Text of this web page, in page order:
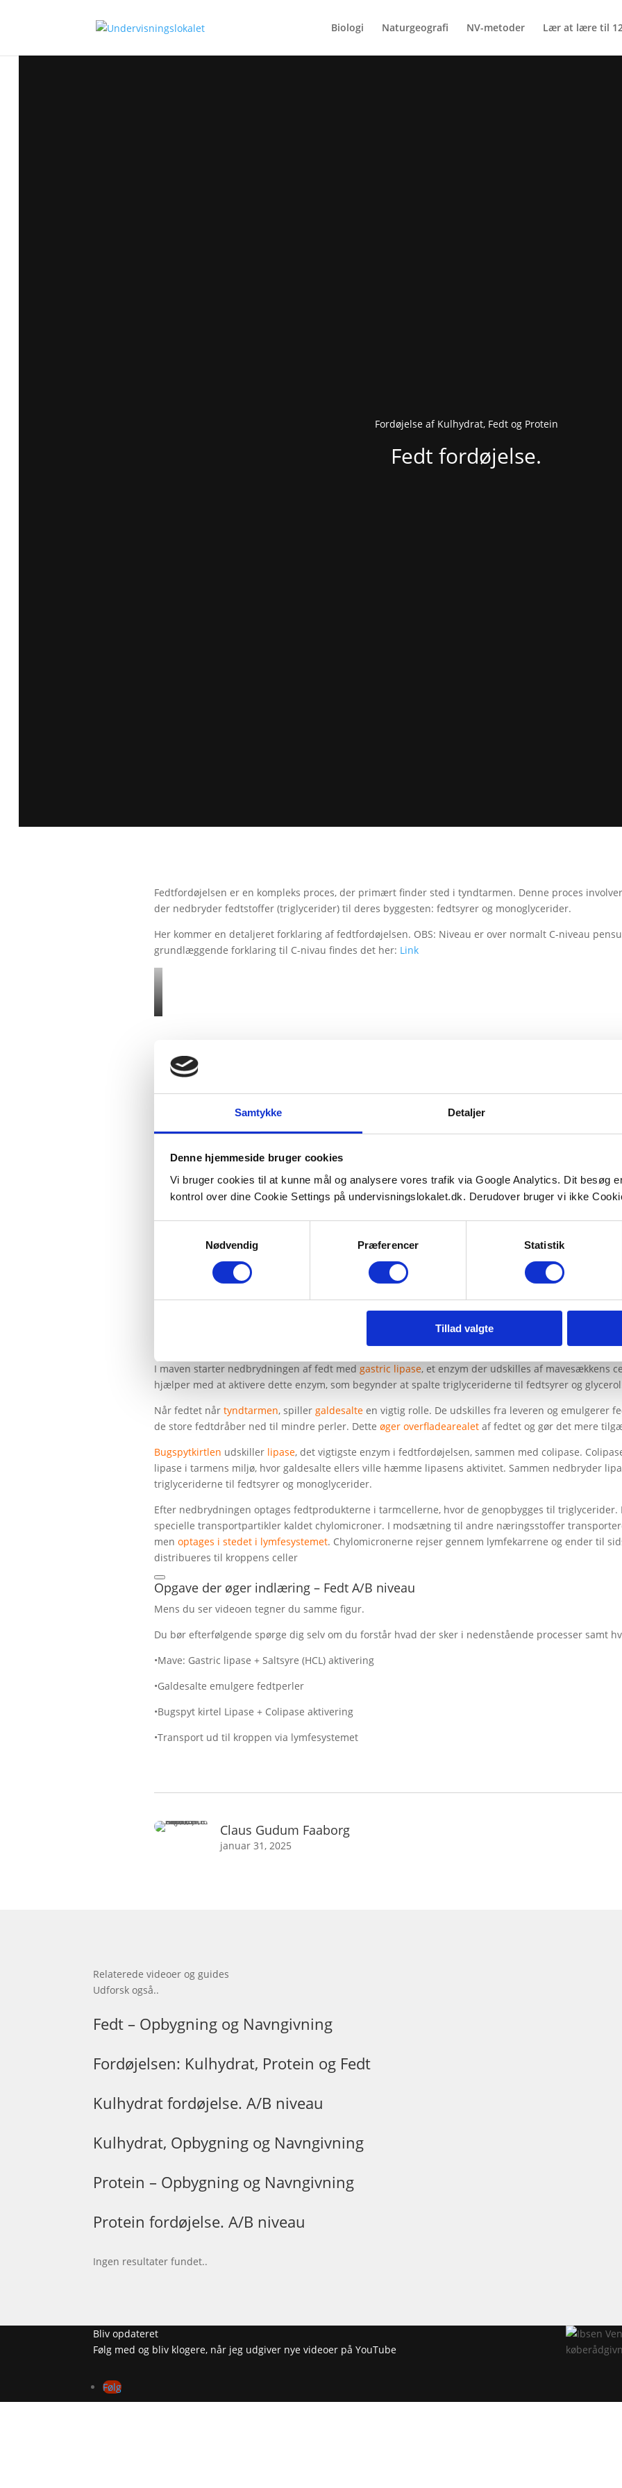
Samtykke Detaljer
Denne hjemmeside bruger cookies
Vi bruger cookies til at kunne mål og analysere vores trafik via Google Analytics. Dit besøg
kontrol over dine Cookie Settings på undervisningslokalet.dk. Derudover bruger vi ikke
Nødvendig
Præferencer Statistik
Tillad valgte
Biologi Naturgeografi NV-metoder Lær at lære til
Fordøjelse af Kulhydrat, Fedt og Protein
Fedt fordøjelse.
Fedtfordøjelsen er en kompleks proces, der primært finder sted i tyndtarmen. Denne proces
der nedbryder fedtstoffer (triglycerider) til deres byggesten: fedtsyrer og monoglycerider.
Her kommer en detaljeret forklaring af fedtfordøjelsen. OBS: Niveau er over normalt C-niveau
grundlæggende forklaring til C-nivau findes det her: Link
I maven starter nedbrydningen af fedt med gastric lipase, et enzym der udskilles af mavesækkens
hjælper med at aktivere dette enzym, som begynder at spalte triglyceriderne til fedtsyrer og
Når fedtet når tyndtarmen, spiller galdesalte en vigtig rolle. De udskilles fra leveren og emulgerer
de store fedtdråber ned til mindre perler. Dette øger overfladearealet af fedtet og gør det mere
Bugspytkirtlen udskiller lipase, det vigtigste enzym i fedtfordøjelsen, sammen med colipase.
lipase i tarmens miljø, hvor galdesalte ellers ville hæmme lipasens aktivitet. Sammen nedbryder
triglyceriderne til fedtsyrer og monoglycerider.
Efter nedbrydningen optages fedtprodukterne i tarmcellerne, hvor de genopbygges til triglycerider.
specielle transportpartikler kaldet chylomicroner. I modsætning til andre næringsstoffer
men optages i stedet i lymfesystemet. Chylomicronerne rejser gennem lymfekarrene og ender til
distribueres til kroppens celler
Opgave der øger indlæring – Fedt A/B niveau
Mens du ser videoen tegner du samme figur.
Du bør efterfølgende spørge dig selv om du forstår hvad der sker i nedenstående processer samt
•Mave: Gastric lipase + Saltsyre (HCL) aktivering
•Galdesalte emulgere fedtperler
•Bugspyt kirtel Lipase + Colipase aktivering
•Transport ud til kroppen via lymfesystemet
Claus Gudum Faaborg
januar 31, 2025
Relaterede videoer og guides
Udforsk også..
Fedt – Opbygning og Navngivning
Fordøjelsen: Kulhydrat, Protein og Fedt
Kulhydrat fordøjelse. A/B niveau
Kulhydrat, Opbygning og Navngivning
Protein – Opbygning og Navngivning
Protein fordøjelse. A/B niveau
Ingen resultater fundet..
Bliv opdateret
Følg med og bliv klogere, når jeg udgiver nye videoer på YouTube
Følg